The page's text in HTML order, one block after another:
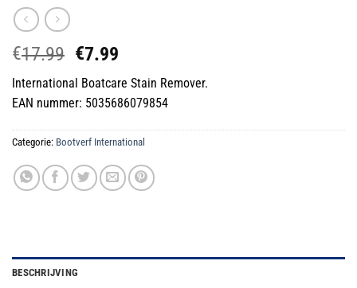
€17.99 Oorspronkelijke
prijs
was:
€17.99.
€7.99
prijs
is:
€7.99.
International Boatcare Stain Remover.
EAN nummer: 5035686079854
Categorie: Bootverf International
BESCHRIJVING